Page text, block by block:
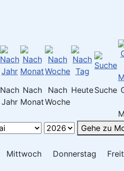
Nach
Jahr
Nach
Monat
Nach
Woche
HeuteSuche
Gehe zu
Mittwoch Donnerstag